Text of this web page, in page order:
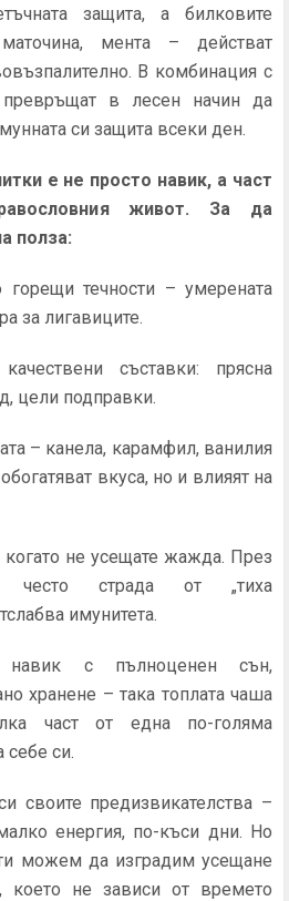
защита, а билковите
мента – действат
В комбинация с
в лесен начин да
си защита всеки ден.
е не просто навик, а част
живот. За да
полза:
горещи течности – умерената
за лигавиците.
съставки: прясна
цели подправки.
– канела, карамфил, ванилия
вкуса, но и влияят на
не усещате жажда. През
често страда от „тиха
имунитета.
навик с пълноценен сън,
хранене – така топлата чаша
част от една по-голяма
си.
своите предизвикателства –
енергия, по-къси дни. Но
можем да изградим усещане
което не зависи от времето